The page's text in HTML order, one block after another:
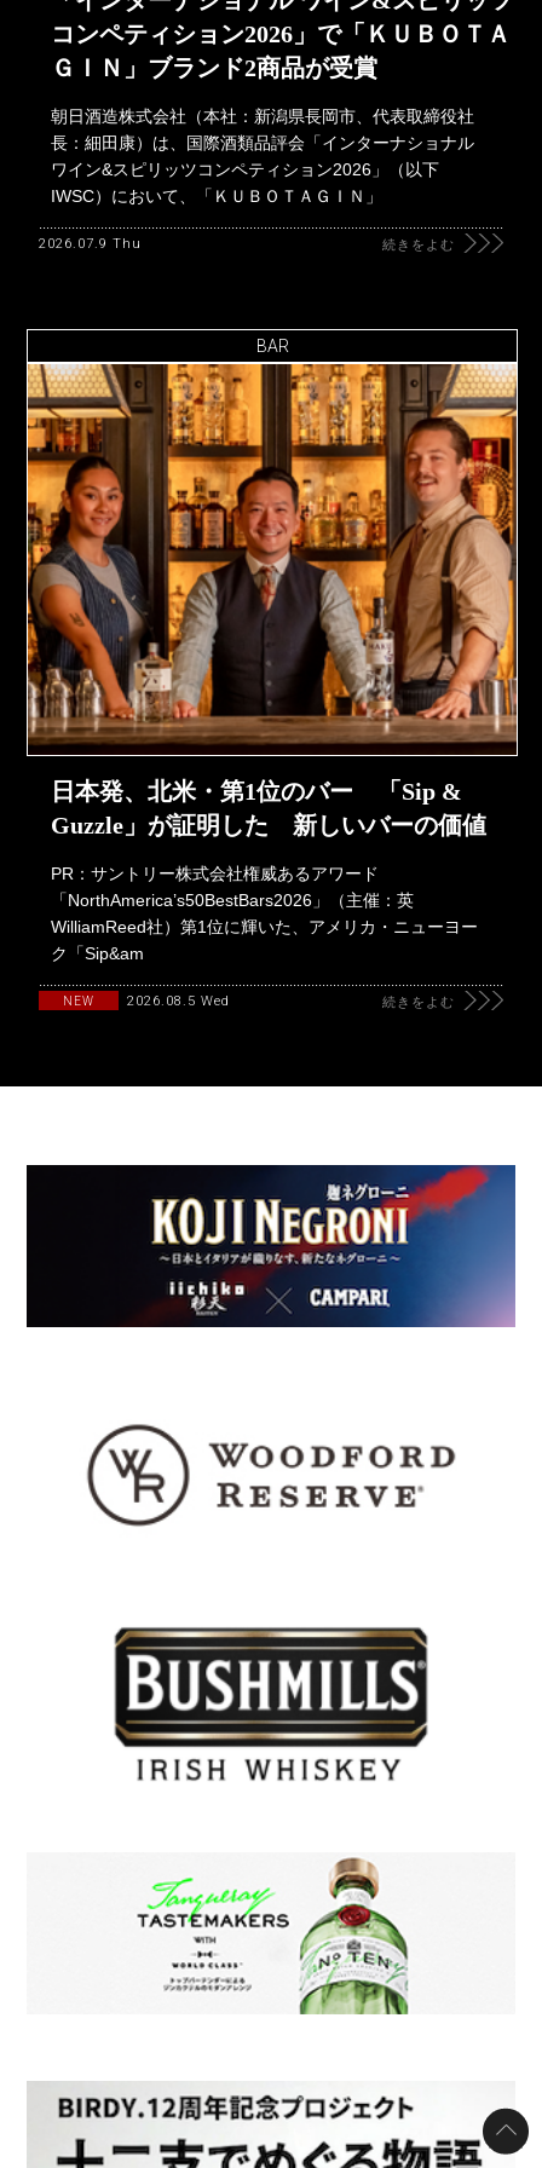
コンペティション2026」で「ＫＵＢＯＴＡ
ＧＩＮ」ブランド2商品が受賞
朝日酒造株式会社（本社：新潟県長岡市、代表取締役社
長：細田康）は、国際酒類品評会「インターナショナル
ワイン&スピリッツコンペティション2026」（以下
IWSC）において、「ＫＵＢＯＴＡＧＩＮ」
2026.07.9 Thu 続きをよむ
BAR
日本発、北米・第1位のバー 「Sip &
Guzzle」が証明した 新しいバーの価値
PR：サントリー株式会社権威あるアワード
「NorthAmerica’s50BestBars2026」（主催：英
WilliamReed社）第1位に輝いた、アメリカ・ニューヨー
ク「Sip&am
NEW 2026.08.5 Wed 続きをよむ